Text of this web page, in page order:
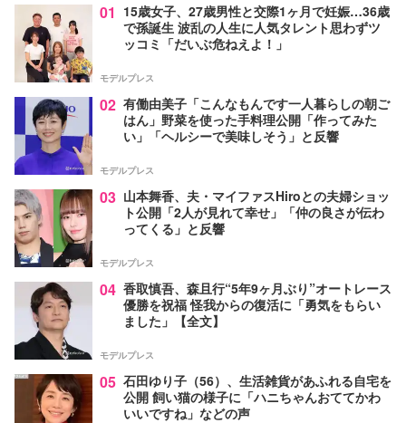
01 15歳女子、27歳男性と交際1ヶ月で妊娠…36歳
で孫誕生 波乱の人生に人気タレント思わずツ
ッコミ「だいぶ危ねえよ！」
モデルプレス
02 有働由美子「こんなもんです一人暮らしの朝ご
はん」野菜を使った手料理公開「作ってみた
い」「ヘルシーで美味しそう」と反響
モデルプレス
03 山本舞香、夫・マイファスHiroとの夫婦ショッ
ト公開「2人が見れて幸せ」「仲の良さが伝わ
ってくる」と反響
モデルプレス
04 香取慎吾、森且行“5年9ヶ月ぶり”オートレース
優勝を祝福 怪我からの復活に「勇気をもらい
ました」【全文】
モデルプレス
05 石田ゆり子（56）、生活雑貨があふれる自宅を
公開 飼い猫の様子に「ハニちゃんおててかわ
いいですね」などの声